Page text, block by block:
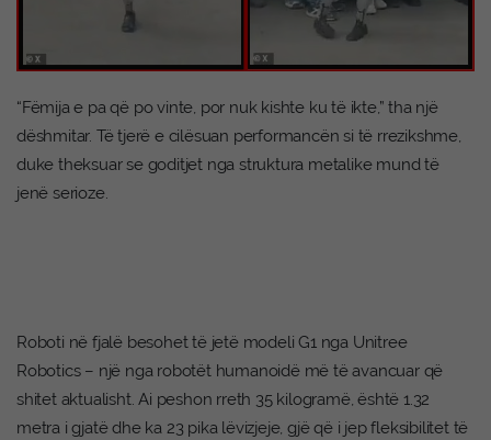
“Fëmija e pa që po vinte, por nuk kishte ku të ikte,” tha një
dëshmitar. Të tjerë e cilësuan performancën si të rrezikshme,
duke theksuar se goditjet nga struktura metalike mund të
jenë serioze.
Roboti në fjalë besohet të jetë modeli G1 nga Unitree
Robotics – një nga robotët humanoidë më të avancuar që
shitet aktualisht. Ai peshon rreth 35 kilogramë, është 1.32
metra i gjatë dhe ka 23 pika lëvizjeje, gjë që i jep fleksibilitet të